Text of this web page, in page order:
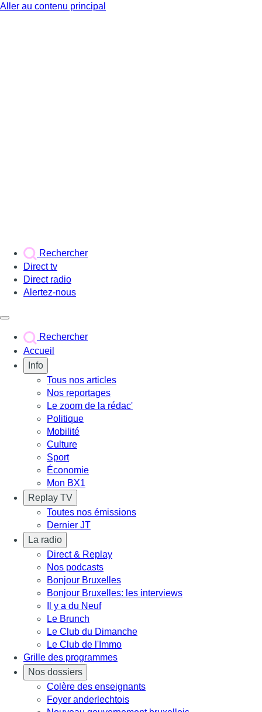
Aller au contenu principal
Rechercher
Direct tv
Direct radio
Alertez-nous
Rechercher
Accueil
Info
Tous nos articles
Nos reportages
Le zoom de la rédac'
Politique
Mobilité
Culture
Sport
Économie
Mon BX1
Replay TV
Toutes nos émissions
Dernier JT
La radio
Direct & Replay
Nos podcasts
Bonjour Bruxelles
Bonjour Bruxelles: les interviews
Il y a du Neuf
Le Brunch
Le Club du Dimanche
Le Club de l'Immo
Grille des programmes
Nos dossiers
Colère des enseignants
Foyer anderlechtois